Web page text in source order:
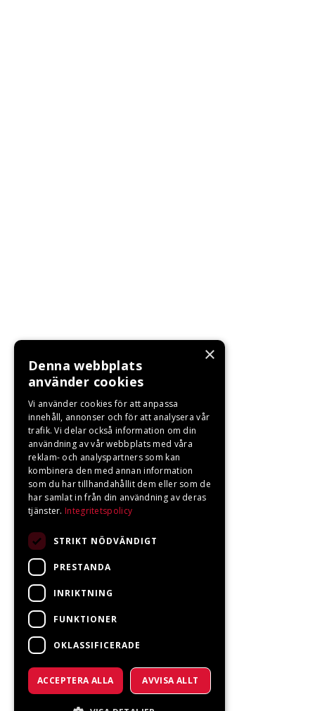
×
Denna webbplats
använder cookies
Vi använder cookies för att anpassa
innehåll, annonser och för att analysera vår
trafik. Vi delar också information om din
användning av vår webbplats med våra
reklam- och analyspartners som kan
kombinera den med annan information
som du har tillhandahållit dem eller som de
har samlat in från din användning av deras
tjänster. Integritetspolicy
STRIKT NÖDVÄNDIGT
PRESTANDA
INRIKTNING
FUNKTIONER
OKLASSIFICERADE
ACCEPTERA ALLA AVVISA ALLT